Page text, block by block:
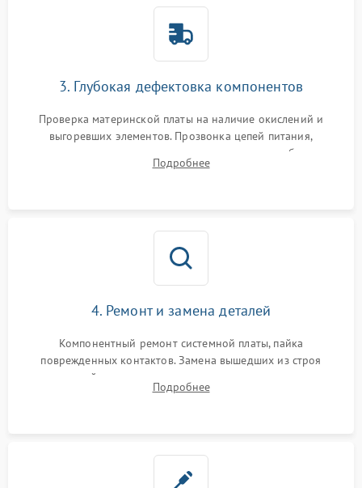
3. Глубокая дефектовка компонентов
Проверка материнской платы на наличие окислений и
выгоревших элементов. Прозвонка цепей питания,
тестирование приводных моторов колес и турбины
всасывания. Оценка состояния оптических и инфракрасных
Подробнее
4. Ремонт и замена деталей
Компонентный ремонт системной платы, пайка
поврежденных контактов. Замена вышедших из строя
двигателей, изношенного аккумулятора, неисправного
лидара или помпы подачи воды. Восстановление шлейфов и
Подробнее